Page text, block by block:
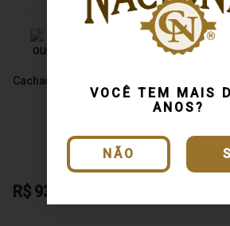
VOCÊ TEM MAIS
ANOS?
NÃO
Cachaça Bocaiana Ouro 670ml
R$ 93,50